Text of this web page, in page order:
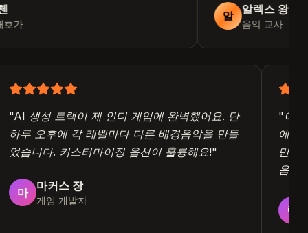
가
알 알렉스 왕
음악 교사
"AI 생성 트랙이 제 인디 게임에 완벽했어요. 단
하루 오후에 각 레벨마다 다른 배경음악을 만들
었습니다. 커스터마이징 옵션이 훌륭해요!
마 마커스 장
게임 개발자
"
에
만
음